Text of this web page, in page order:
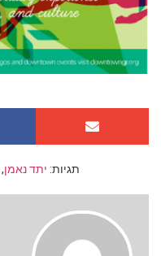
תגיות: יתד נאמן,